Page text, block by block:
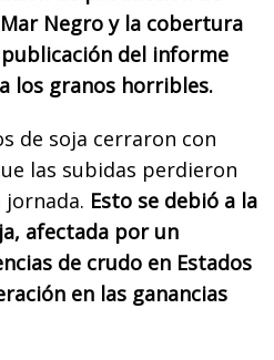
Negro y la cobertura
del informe
los granos horribles.
de soja cerraron con
las subidas perdieron
Esto se debió a la
afectada por un
de crudo en Estados
en las ganancias